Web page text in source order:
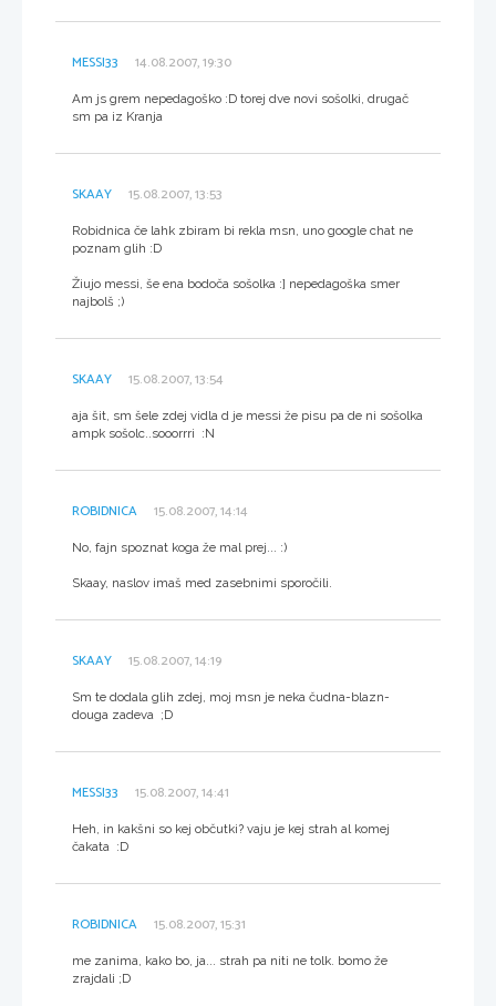
MESSI33 14.08.2007, 19:30
Am js grem nepedagoško :D torej dve novi sošolki, drugač
sm pa iz Kranja
SKAAY 15.08.2007, 13:53
Robidnica če lahk zbiram bi rekla msn, uno google chat ne
poznam glih :D
Žiujo messi, še ena bodoča sošolka :] nepedagoška smer
najbolš ;)
SKAAY 15.08.2007, 13:54
aja šit, sm šele zdej vidla d je messi že pisu pa de ni sošolka
ampk sošolc..sooorrri :N
ROBIDNICA 15.08.2007, 14:14
No, fajn spoznat koga že mal prej... :)
Skaay, naslov imaš med zasebnimi sporočili.
SKAAY 15.08.2007, 14:19
Sm te dodala glih zdej, moj msn je neka čudna-blazn-
douga zadeva ;D
MESSI33 15.08.2007, 14:41
Heh, in kakšni so kej občutki? vaju je kej strah al komej
čakata :D
ROBIDNICA 15.08.2007, 15:31
me zanima, kako bo, ja... strah pa niti ne tolk. bomo že
zrajdali ;D